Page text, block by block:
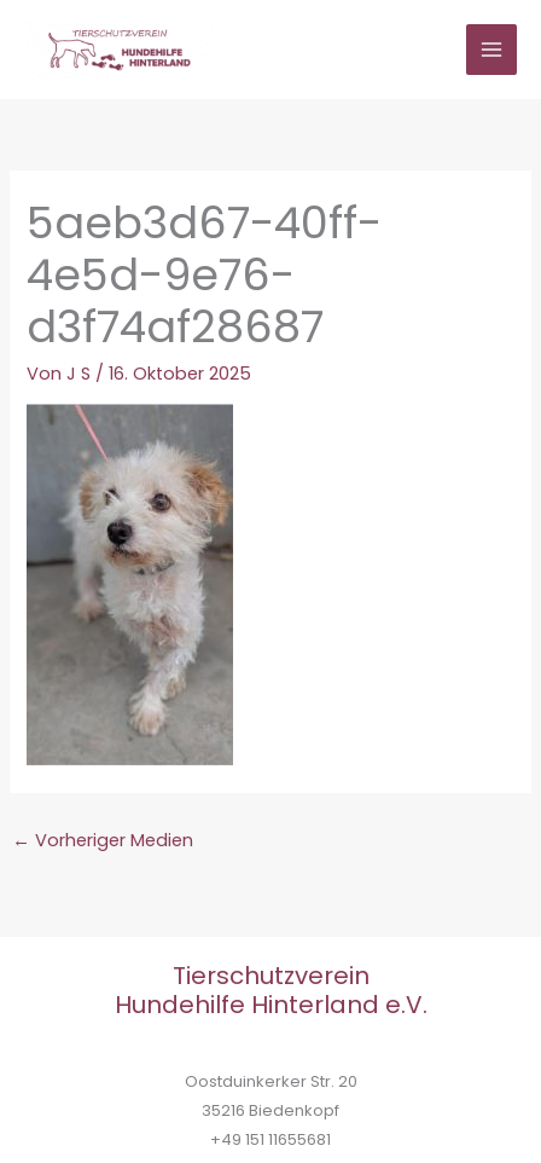
springen
5aeb3d67-40ff-
4e5d-9e76-
d3f74af28687
VonJ S /16. Oktober 2025
← Vorheriger Medien
Tierschutzverein
Hundehilfe Hinterland e.V.
Oostduinkerker Str. 20
35216 Biedenkopf
+49 151 11655681